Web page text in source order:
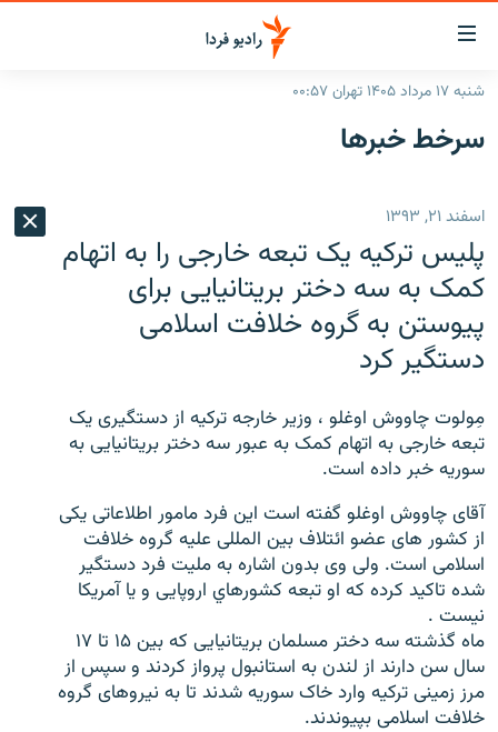
لینک‌های
قابلیت
دسترسی
بازگشت
اصلی
رفتن
به
صفحه
جستجو
ایران
رادیو
انتخاب کنید و بشنوید
برنامه‌های رادیویی
فرکانس‌ها
پادکست
چندرسانه‌ای
گزارش‌های تصویری
زنان فردا
English
به ما بپیوندید
زبان‌های دیگر
شنبه ۱۷ مرداد ۱۴۰۵ تهران ۰۰:۵۷
سرخط‌ خبرها
اسفند ۲۱, ۱۳۹۳
پليس ترکيه يک تبعه خارجی را به اتهام
کمک به سه دختر بريتانيايی برای
پيوستن به گروه خلافت اسلامی
دستگير کرد
مِولوت چاووش اوغلو ، وزير خارجه ترکيه از دستگيری يک
تبعه خارجی به اتهام کمک به عبور سه دختر بريتانيايی به
سوريه خبر داده است.
آقای چاووش اوغلو گفته است اين فرد مامور اطلاعاتی يکی
از کشور های عضو ائتلاف بين المللی عليه گروه خلافت
اسلامی است. ولی وی بدون اشاره به مليت فرد دستگير
شده تاکيد کرده که او تبعه کشورهاي اروپايی و يا آمريکا
نيست .
ماه گذشته سه دختر مسلمان بريتانيايی که بين ۱۵ تا ۱۷
سال سن دارند از لندن به استانبول پرواز کردند و سپس از
مرز زمينی ترکيه وارد خاک سوريه شدند تا به نيروهای گروه
خلافت اسلامی بپيوندند.